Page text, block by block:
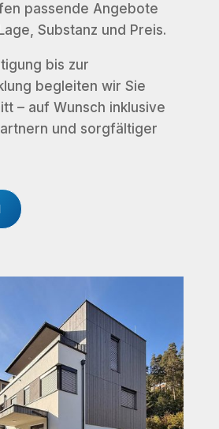
passende Angebote
Substanz und Preis.
bis zur
begleiten wir Sie
– auf Wunsch inklusive
und sorgfältiger